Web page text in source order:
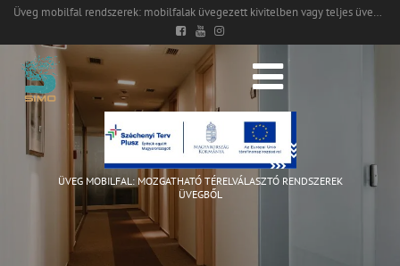
Üveg mobilfal rendszerek: mobilfalak üvegezett kivitelben vagy teljes üvegből
ÜVEG MOBILFAL: MOZGATHATÓ TÉRELVÁLASZTÓ RENDSZEREK
ÜVEGBŐL